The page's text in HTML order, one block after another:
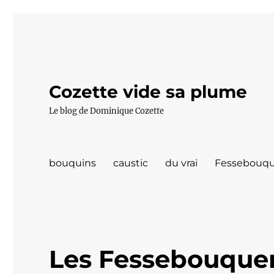
Cozette vide sa plume
Le blog de Dominique Cozette
bouquins caustic du vrai
Les